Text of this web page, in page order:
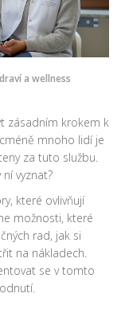
a wellness
zásadním krokem k
mnoho lidí je
za tuto službu.
vyznat?
které ovlivňují
možnosti, které
rad, jak si
na nákladech.
se v tomto